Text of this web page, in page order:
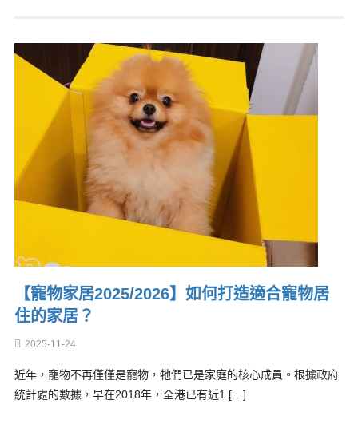
【寵物家居2025/2026】如何打造適合寵物居
住的家居？
2025-11-24
近年，寵物不再僅僅是寵物，牠們已是家庭的核心成員。根據政府
統計處的數據，早在2018年，全港已有近1 […]